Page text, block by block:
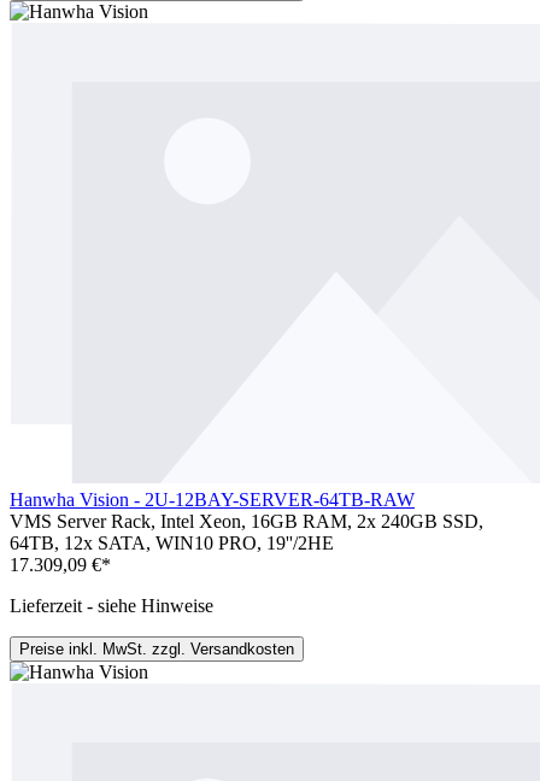
Hanwha Vision - 2U-12BAY-SERVER-64TB-RAW
VMS Server Rack, Intel Xeon, 16GB RAM, 2x 240GB SSD,
64TB, 12x SATA, WIN10 PRO, 19''/2HE
17.309,09 €*
Lieferzeit - siehe Hinweise
Preise inkl. MwSt. zzgl. Versandkosten